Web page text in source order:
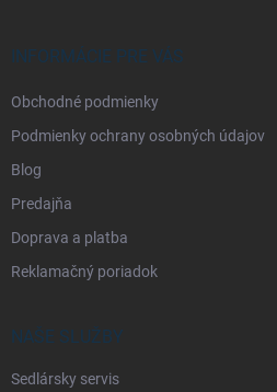
INFORMÁCIE PRE VÁS
Obchodné podmienky
Podmienky ochrany osobných údajov
Blog
Predajňa
Doprava a platba
Reklamačný poriadok
NAŠE SLUŽBY
Sedlársky servis